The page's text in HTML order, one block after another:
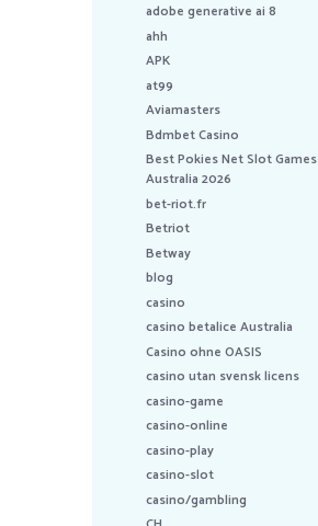
adobe generative ai 8
ahh
APK
at99
Aviamasters
Bdmbet Casino
Best Pokies Net Slot Games
Australia 2026
bet-riot.fr
Betriot
Betway
blog
casino
casino betalice Australia
Casino ohne OASIS
casino utan svensk licens
casino-game
casino-online
casino-play
casino-slot
casino/gambling